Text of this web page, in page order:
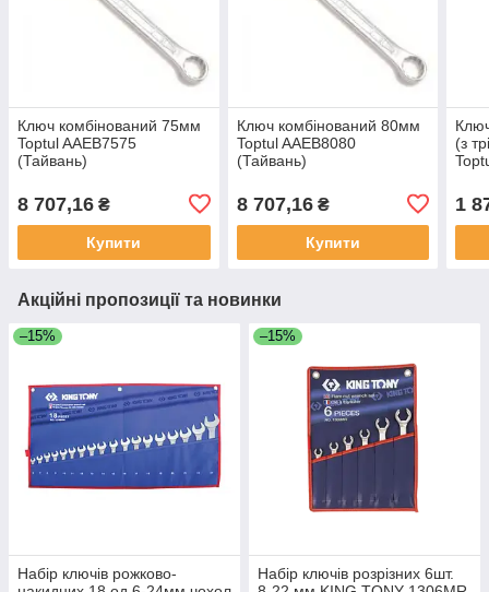
Ключ комбінований 75мм
Toptul AAEB7575
(Тайвань)
8 707,16 ₴
Купити
Ключ комбінований 80мм
Toptul AAEB8080
(Тайвань)
8 707,16₴
Купити
(з
1
Акційні пропозиції та новинки
–15%
Набір ключів рожково-
–15%
Набір ключів розрізних 6шт.